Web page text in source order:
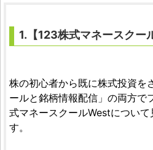
1.【123株式マネースクー
株の初心者から既に株式投資を
ールと銘柄情報配信」の両方で
式マネースクールWestについて
す。